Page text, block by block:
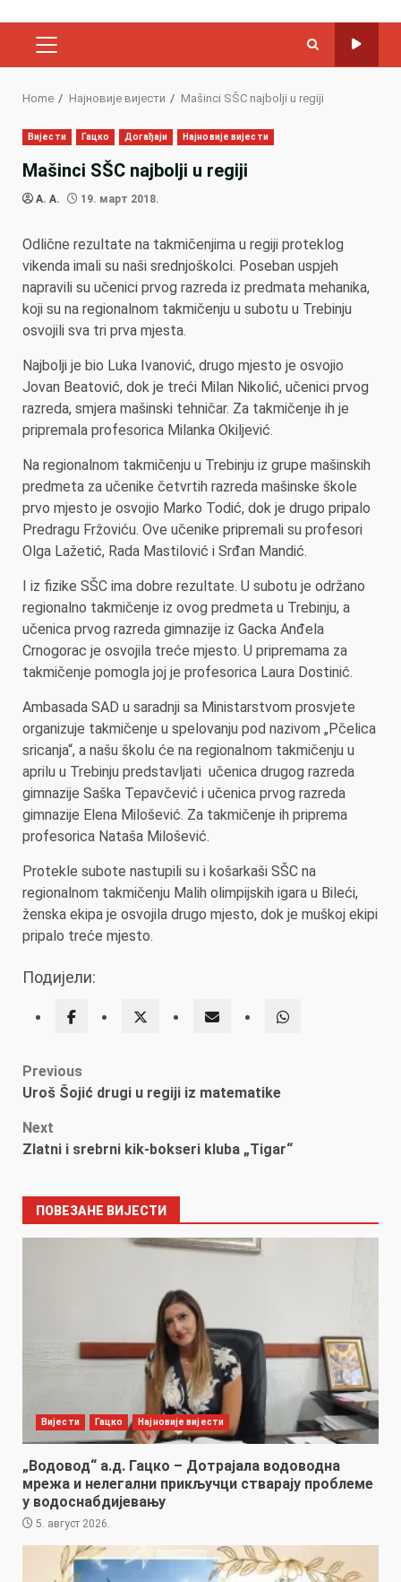
PRIMARY
Home Најновије вијести Mašinci SŠC najbolji u regiji
Вијести Гацко Догађаји Најновије вијести
Mašinci SŠC najbolji u regiji
A. A. 19. март 2018.
Odlične rezultate na takmičenjima u regiji proteklog
vikenda imali su naši srednjoškolci. Poseban uspjeh
napravili su učenici prvog razreda iz predmata mehanika,
koji su na regionalnom takmičenju u subotu u Trebinju
osvojili sva tri prva mjesta.
Najbolji je bio Luka Ivanović, drugo mjesto je osvojio
Jovan Beatović, dok je treći Milan Nikolić, učenici prvog
razreda, smjera mašinski tehničar. Za takmičenje ih je
pripremala profesorica Milanka Okiljević.
Na regionalnom takmičenju u Trebinju iz grupe mašinskih
predmeta za učenike četvrtih razreda mašinske škole
prvo mjesto je osvojio Marko Todić, dok je drugo pripalo
Predragu Fržoviću. Ove učenike pripremali su profesori
Olga Lažetić, Rada Mastilović i Srđan Mandić.
I iz fizike SŠC ima dobre rezultate. U subotu je održano
regionalno takmičenje iz ovog predmeta u Trebinju, a
učenica prvog razreda gimnazije iz Gacka Anđela
Crnogorac je osvojila treće mjesto. U pripremama za
takmičenje pomogla joj je profesorica Laura Dostinić.
Ambasada SAD u saradnji sa Ministarstvom prosvjete
organizuje takmičenje u spelovanju pod nazivom „Pčelica
sricanja“, a našu školu će na regionalnom takmičenju u
aprilu u Trebinju predstavljati učenica drugog razreda
gimnazije Saška Tepavčević i učenica prvog razreda
gimnazije Elena Milošević. Za takmičenje ih priprema
profesorica Nataša Milošević.
Protekle subote nastupili su i košarkaši SŠC na
regionalnom takmičenju Malih olimpijskih igara u Bileći,
ženska ekipa je osvojila drugo mjesto, dok je muškoj ekipi
pripalo treće mjesto.
Подијели:
Post
Previous
Uroš Šojić drugi u regiji iz matematike
Next
Zlatni i srebrni kik-bokseri kluba „Tigar“
ПОВЕЗАНЕ ВИЈЕСТИ
Вијести Гацко Најновије вијести
„Водовод“ а.д. Гацко – Дотрајала водоводна
мрежа и нелегални прикључци стварају проблеме
у водоснабдијевању
5. август 2026.